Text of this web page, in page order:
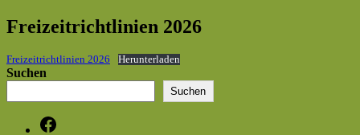
Freizeitrichtlinien 2026
Freizeitrichtlinien 2026 Herunterladen
Suchen
Suchen